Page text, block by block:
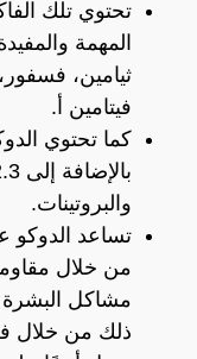
تحتوي تلك
المهمة
ثيامين،
فيتامين أ.
والبروتينات.
تساعد
من خلال
مشاكل البشرة
ذلك من خلال